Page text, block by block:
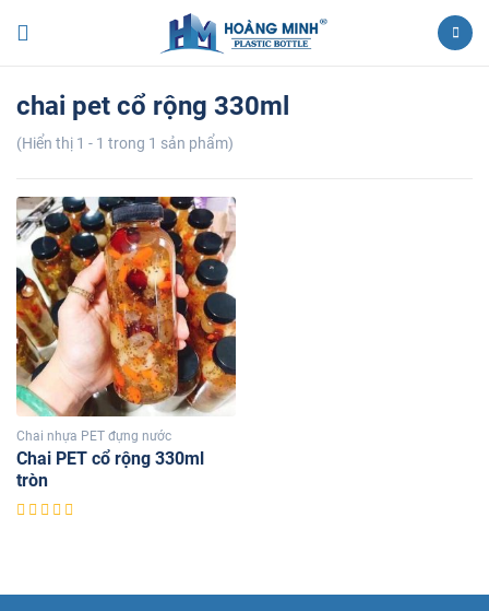
chai pet cổ rộng 330ml
(Hiển thị 1 - 1 trong 1 sản phẩm)
Chai nhựa PET đựng nước
Chai PET cổ rộng 330ml
tròn